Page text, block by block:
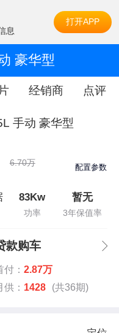
息
打开APP
豪华型
经销商 点评
手动 豪华型
6.70万 配置参数
83Kw
功率
暂无
3年保值率
款购车
付： 2.87万
供： 1428 (共36期)